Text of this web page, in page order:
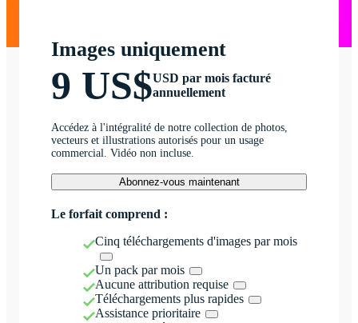
Images uniquement
9 US$USD par mois facturé
annuellement
Accédez à l'intégralité de notre collection de photos,
vecteurs et illustrations autorisés pour un usage
commercial. Vidéo non incluse.
Abonnez-vous maintenant
Le forfait comprend :
Cinq téléchargements d'images par mois
Un pack par mois
Aucune attribution requise
Téléchargements plus rapides
Assistance prioritaire